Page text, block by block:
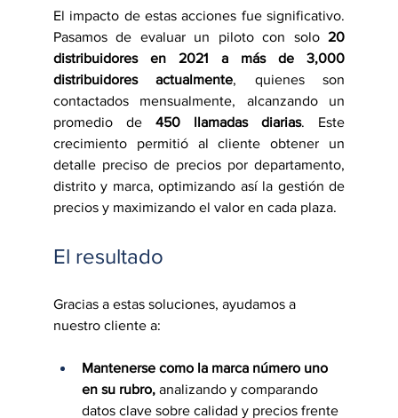
El impacto de estas acciones fue significativo.
Pasamos de evaluar un piloto con solo 20
distribuidores en 2021 a más de 3,000
distribuidores actualmente, quienes son
contactados mensualmente, alcanzando un
promedio de 450 llamadas diarias. Este
crecimiento permitió al cliente obtener un
detalle preciso de precios por departamento,
distrito y marca, optimizando así la gestión de
precios y maximizando el valor en cada plaza.
El resultado
Gracias a estas soluciones, ayudamos a
nuestro cliente a:
Mantenerse como la marca número uno
en su rubro, analizando y comparando
datos clave sobre calidad y precios frente